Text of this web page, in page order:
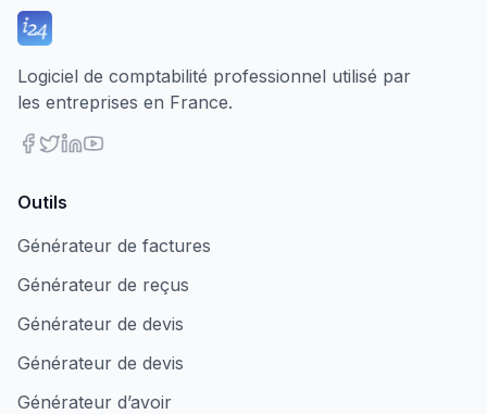
Logiciel de comptabilité professionnel utilisé par
les entreprises en France.
Outils
Générateur de factures
Générateur de reçus
Générateur de devis
Générateur de devis
Générateur d’avoir